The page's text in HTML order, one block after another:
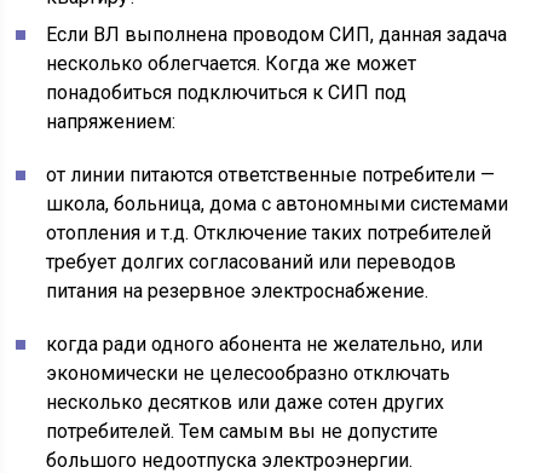
Если ВЛ выполнена проводом СИП, данная задача
несколько облегчается. Когда же может
понадобиться подключиться к СИП под
напряжением:
от линии питаются ответственные потребители —
школа, больница, дома с автономными системами
отопления и т.д. Отключение таких потребителей
требует долгих согласований или переводов
питания на резервное электроснабжение.
когда ради одного абонента не желательно, или
экономически не целесообразно отключать
несколько десятков или даже сотен других
потребителей. Тем самым вы не допустите
большого недоотпуска электроэнергии.